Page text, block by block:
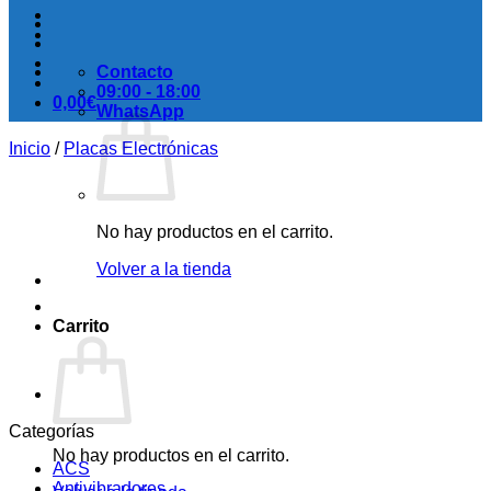
0,00€
No hay productos en el carrito.
Volver a la tienda
Carrito
No hay productos en el carrito.
Contacto
09:00 - 18:00
WhatsApp
Inicio / Placas Electrónicas
Categorías
ACS